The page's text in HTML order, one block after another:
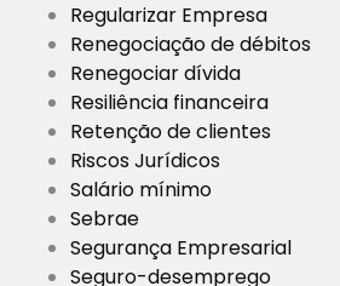
Regularizar Empresa
Renegociação de débitos
Renegociar dívida
Resiliência financeira
Retenção de clientes
Riscos Jurídicos
Salário mínimo
Sebrae
Segurança Empresarial
Seguro-desemprego